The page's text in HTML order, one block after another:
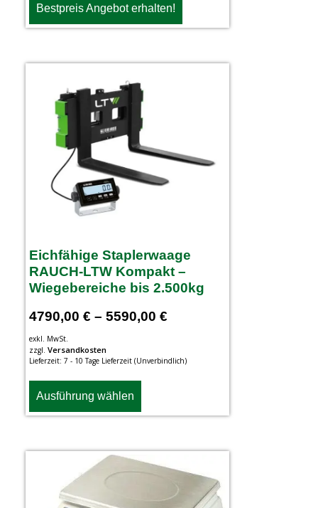
Bestpreis Angebot erhalten!
Eichfähige Staplerwaage
RAUCH-LTW Kompakt –
Wiegebereiche bis 2.500kg
4790,00 € – 5590,00 €
exkl. MwSt.
zzgl. Versandkosten
Lieferzeit: 7 - 10 Tage Lieferzeit (Unverbindlich)
Ausführung wählen